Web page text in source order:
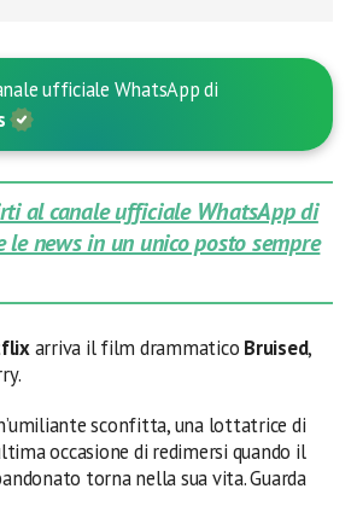
ufficiale WhatsApp di
al canale ufficiale WhatsApp di
le news in un unico posto sempre
arriva il film drammatico Bruised,
sconfitta, una lottatrice di
occasione di redimersi quando il
torna nella sua vita. Guarda